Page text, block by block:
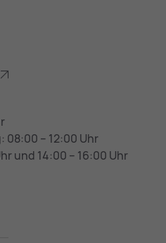
08:00 – 12:00 Uhr
und 14:00 – 16:00 Uhr